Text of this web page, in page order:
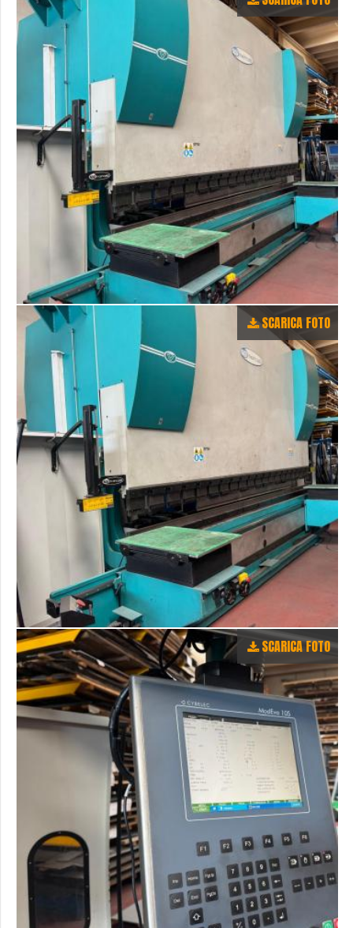
SCARICA FOTO
SCARICA FOTO